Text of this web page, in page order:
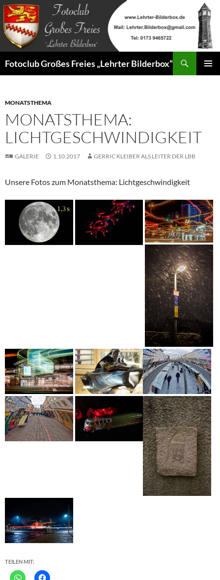
Zum
Inhalt
springen
Fotoclub Großes Freies „Lehrter Bilderbox“
MONATSTHEMA
MONATSTHEMA:
LICHTGESCHWINDIGKEIT
GALERIE 1.10.2017 GERRIC KLEIBER ALS LEITER DER LBB
Unsere Fotos zum Monatsthema: Lichtgeschwindigkeit
TEILEN MIT: